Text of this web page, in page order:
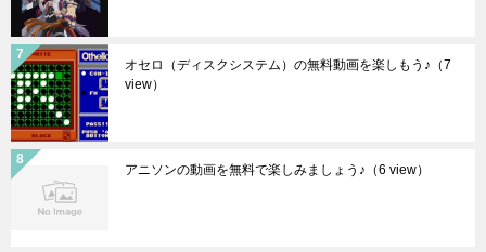
オセロ（ディスクシステム）の無料動画を楽しもう♪ （7
view）
アニソンの動画を無料で楽しみましょう♪ （6 view）